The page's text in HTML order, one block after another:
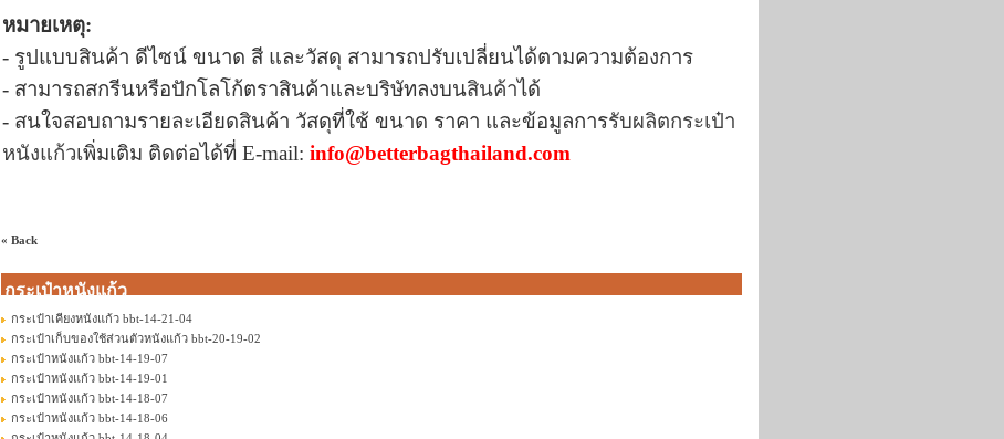
หมายเหตุ:
- รูปแบบสินค้า ดีไซน์ ขนาด สี และวัสดุ สามารถปรับเปลี่ยนได้ตามความต้องการ
- สามารถสกรีนหรือปักโลโก้ตราสินค้าและบริษัทลงบนสินค้าได้
- สนใจสอบถามรายละเอียดสินค้า วัสดุที่ใช้ ขนาด ราคา และข้อมูลการรับผลิตกระเป๋า
หนังแก้วเพิ่มเติม ติดต่อได้ที่ E-mail: info@betterbagthailand.com
« Back
กระเป๋าหนังแก้ว
กระเป๋าเคียงหนังแก้ว bbt-14-21-04
กระเป๋าเก็บของใช้ส่วนตัวหนังแก้ว bbt-20-19-02
กระเป๋าหนังแก้ว bbt-14-19-07
กระเป๋าหนังแก้ว bbt-14-19-01
กระเป๋าหนังแก้ว bbt-14-18-07
กระเป๋าหนังแก้ว bbt-14-18-06